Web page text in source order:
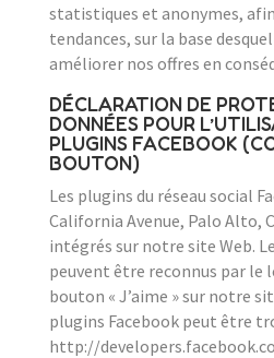
statistiques et anonymes,
tendances, sur la base
améliorer nos offres en
DÉCLARATION DE
DONNÉES POUR
PLUGINS FACEBOOK
BOUTON)
Les plugins du réseau social
California Avenue, Palo Alto,
intégrés sur notre site Web.
peuvent être reconnus par le
bouton « J’aime » sur notre
plugins Facebook peut être
http://